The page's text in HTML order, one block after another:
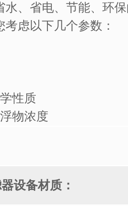
水、省电、节能、环
虑以下几个参数：
性质
物浓度
设备材质：